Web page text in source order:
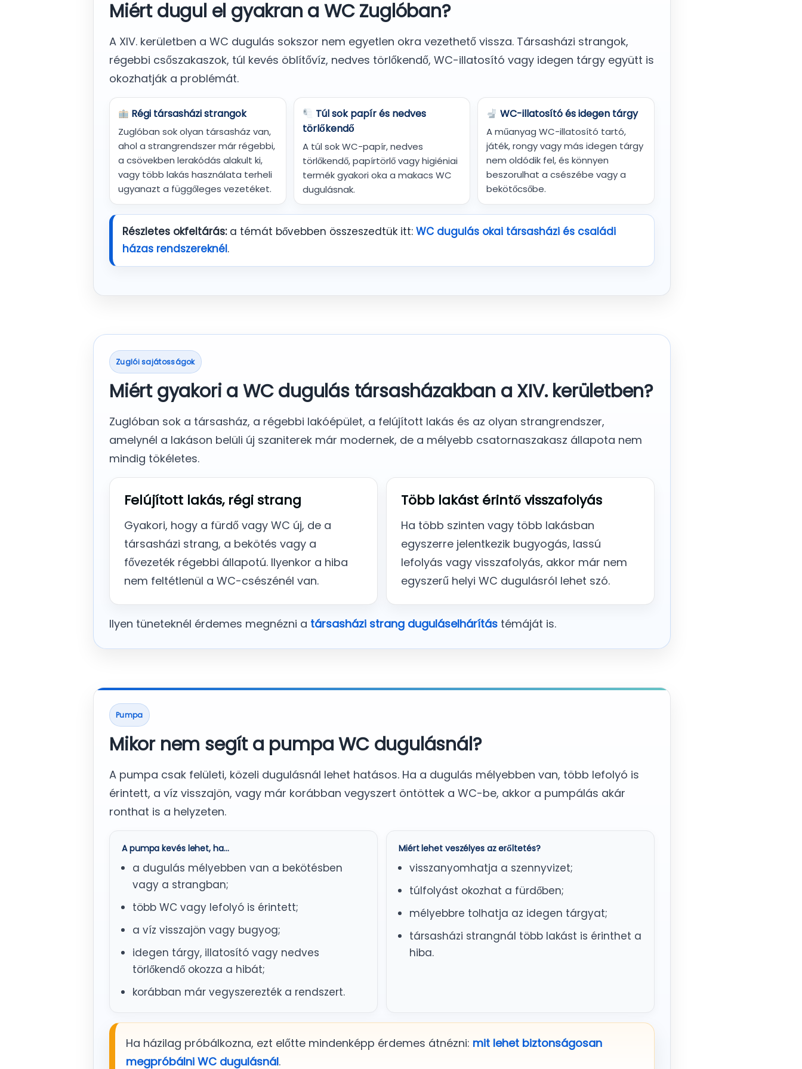
Miért dugul el gyakran a WC Zuglóban?
A XIV. kerületben a WC dugulás sokszor nem egyetlen okra vezethető vissza. Társasházi strangok,
régebbi csőszakaszok, túl kevés öblítővíz, nedves törlőkendő, WC-illatosító vagy idegen tárgy együtt is
okozhatják a problémát.
Régi társasházi strangok
Zuglóban sok olyan társasház van,
ahol a strangrendszer már régebbi,
a csövekben lerakódás alakult ki,
vagy több lakás használata terheli
ugyanazt a függőleges vezetéket.
Túl sok papír és nedves
törlőkendő
A túl sok WC-papír, nedves
törlőkendő, papírtörlő vagy higiéniai
termék gyakori oka a makacs WC
dugulásnak.
WC-illatosító és idegen tárgy
A műanyag WC-illatosító tartó,
játék, rongy vagy más idegen tárgy
nem oldódik fel, és könnyen
beszorulhat a csészébe vagy a
bekötőcsőbe.
Részletes okfeltárás:a témát bővebben összeszedtük itt: WC dugulás okai társasházi és családi
házas rendszereknél.
Zuglói sajátosságok
Miért gyakori a WC dugulás társasházakban a XIV. kerületben?
Zuglóban sok a társasház, a régebbi lakóépület, a felújított lakás és az olyan strangrendszer,
amelynél a lakáson belüli új szaniterek már modernek, de a mélyebb csatornaszakasz állapota nem
mindig tökéletes.
Felújított lakás, régi strang
Gyakori, hogy a fürdő vagy WC új, de a
társasházi strang, a bekötés vagy a
fővezeték régebbi állapotú. Ilyenkor a hiba
nem feltétlenül a WC-csészénél van.
Több lakást érintő visszafolyás
Ha több szinten vagy több lakásban
egyszerre jelentkezik bugyogás, lassú
lefolyás vagy visszafolyás, akkor már nem
egyszerű helyi WC dugulásról lehet szó.
Ilyen tüneteknél érdemes megnézni a társasházi strang duguláselhárítás témáját is.
Pumpa
Mikor nem segít a pumpa WC dugulásnál?
A pumpa csak felületi, közeli dugulásnál lehet hatásos. Ha a dugulás mélyebben van, több lefolyó is
érintett, a víz visszajön, vagy már korábban vegyszert öntöttek a WC-be, akkor a pumpálás akár
ronthat is a helyzeten.
A pumpa kevés lehet, ha…
a dugulás mélyebben van a bekötésben
vagy a strangban;
több WC vagy lefolyó is érintett;
a víz visszajön vagy bugyog;
idegen tárgy, illatosító vagy nedves
törlőkendő okozza a hibát;
korábban már vegyszerezték a rendszert.
Miért lehet veszélyes az erőltetés?
visszanyomhatja a szennyvizet;
túlfolyást okozhat a fürdőben;
mélyebbre tolhatja az idegen tárgyat;
társasházi strangnál több lakást is érinthet a
hiba.
Ha házilag próbálkozna, ezt előtte mindenképp érdemes átnézni: mit lehet biztonságosan
megpróbálni WC dugulásnál.